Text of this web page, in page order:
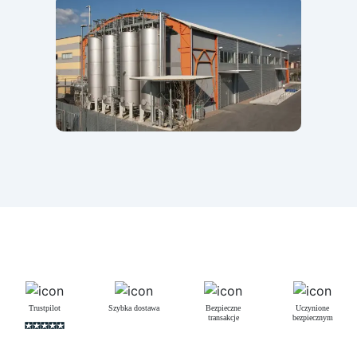
Trustpilot Szybka dostawa
Bezpieczne
transakcje
Uczynione
bezpiecznym